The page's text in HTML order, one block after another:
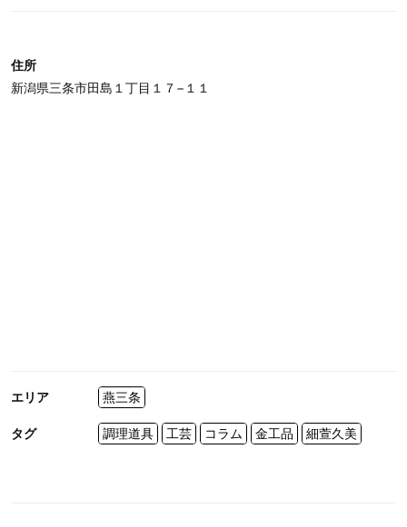
住所
新潟県三条市田島１丁目１７−１１
エリア 燕三条
タグ 調理道具 工芸 コラム 金工品 細萱久美